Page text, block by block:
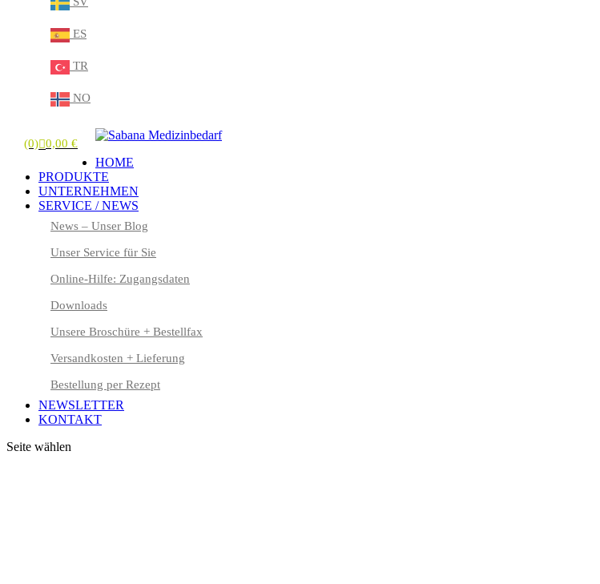
ES
TR
NO
(0) 0,00 €
HOME
PRODUKTE
UNTERNEHMEN
SERVICE / NEWS
News – Unser Blog
Unser Service für Sie
Online-Hilfe: Zugangsdaten
Downloads
Unsere Broschüre + Bestellfax
Versandkosten + Lieferung
Bestellung per Rezept
NEWSLETTER
KONTAKT
Seite wählen